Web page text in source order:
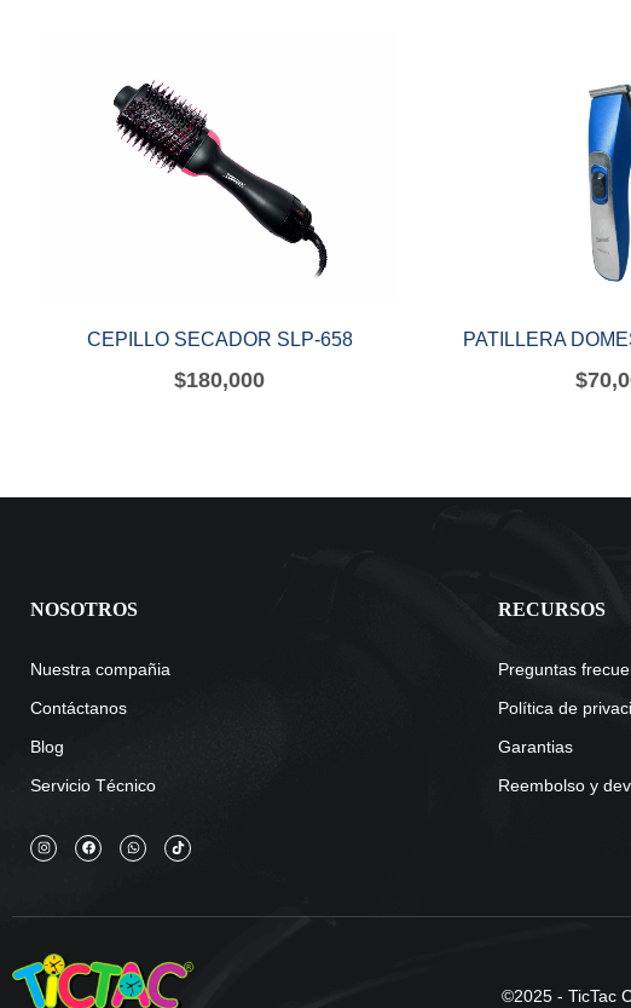
CEPILLO SECADOR SLP-658
$180,000
PATILLERA
$
NOSOTROS
Nuestra compañia
Contáctanos
Blog
Servicio Técnico
RECURSOS
Preguntas
Política de
Garantias
Reembolso y
©2025 - TicTac